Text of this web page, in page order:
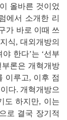
올바른 것이었
에서 소개한 리
가 바로 이때 쓰
식, 대외개방의
한다’는 ‘선부
론은 개혁개방
이루고, 이후 점
다. 개혁개방으
도 하지만, 이는
로 결국 장기적